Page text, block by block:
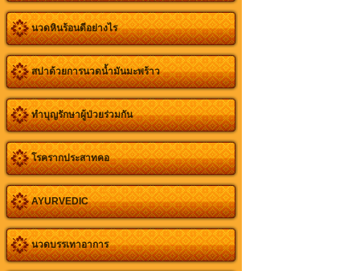
นวดหินร้อนดีอย่างไร
สปาด้วยการนวดน้ำมันมะพร้าว
ทำบุญรักษาผู้ป่วยร่วมกัน
โรครากประสาทคอ
AYURVEDIC
นวดบรรเทาอาการ